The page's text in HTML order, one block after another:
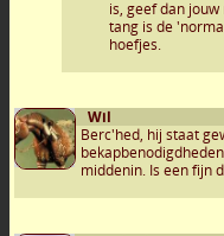
is, geef dan
tang is de
hoefjes.
Wil
Berc'hed, hij staat
middenin. Is een fijn